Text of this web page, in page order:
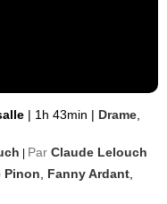
| 1h 43min | Drame
| Par Claude Lelouch
Pinon Fanny Ardant